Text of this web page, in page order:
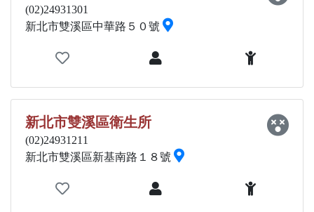
(02)24931301
新北市雙溪區中華路５０號
新北市雙溪區衛生所
(02)24931211
新北市雙溪區新基南路１８號